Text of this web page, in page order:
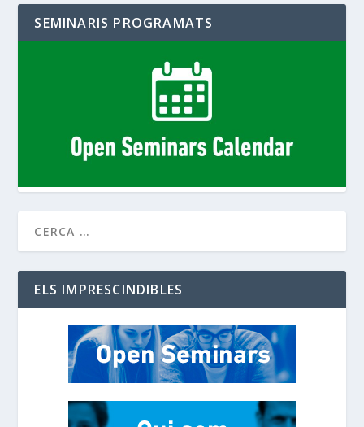
SEMINARIS PROGRAMATS
ELS IMPRESCINDIBLES